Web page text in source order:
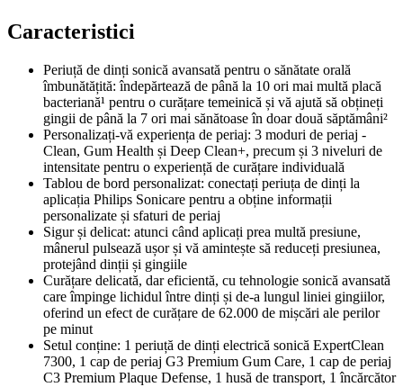
Caracteristici
Periuță de dinți sonică avansată pentru o sănătate orală
îmbunătățită: îndepărtează de până la 10 ori mai multă placă
bacteriană¹ pentru o curățare temeinică și vă ajută să obțineți
gingii de până la 7 ori mai sănătoase în doar două săptămâni²
Personalizați-vă experiența de periaj: 3 moduri de periaj -
Clean, Gum Health și Deep Clean+, precum și 3 niveluri de
intensitate pentru o experiență de curățare individuală
Tablou de bord personalizat: conectați periuța de dinți la
aplicația Philips Sonicare pentru a obține informații
personalizate și sfaturi de periaj
Sigur și delicat: atunci când aplicați prea multă presiune,
mânerul pulsează ușor și vă amintește să reduceți presiunea,
protejând dinții și gingiile
Curățare delicată, dar eficientă, cu tehnologie sonică avansată
care împinge lichidul între dinți și de-a lungul liniei gingiilor,
oferind un efect de curățare de 62.000 de mișcări ale perilor
pe minut
Setul conține: 1 periuță de dinți electrică sonică ExpertClean
7300, 1 cap de periaj G3 Premium Gum Care, 1 cap de periaj
C3 Premium Plaque Defense, 1 husă de transport, 1 încărcător